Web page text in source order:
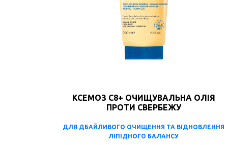
КСЕМОЗ С8+ ОЧИЩУВАЛЬНА ОЛІЯ
ПРОТИ СВЕРБЕЖУ
ДЛЯ ДБАЙЛИВОГО ОЧИЩЕННЯ ТА ВІДНОВЛЕННЯ
ЛІПІДНОГО БАЛАНСУ